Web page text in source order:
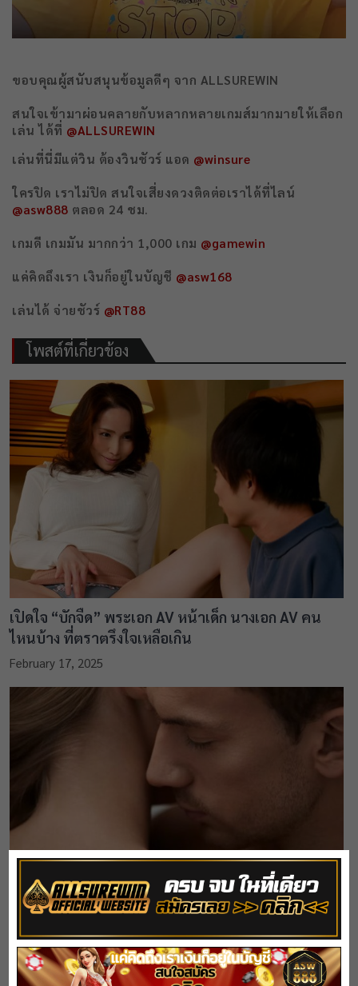
ขอบคุณผู้สนับสนุนข้อมูลดีๆ จาก ALLSUREWIN
สนใจเข้ามาผ่อนคลายกับหลากหลายเกมส์มากมายให้เลือก
เล่น ได้ที่ @ALLSUREWIN
เล่นที่นี่มีแต่วิน ต้องวินชัวร์ แอด @winsure
ใครปิด เราไม่ปิด สนใจเสี่ยงดวงติดต่อเราได้ที่ไลน์
@asw888 ตลอด 24 ชม.
เกมดี เกมมัน มากกว่า 1,000 เกม @gamewin
แค่คิดถึงเรา เงินก็อยู่ในบัญชี @asw168
เล่นได้ จ่ายชัวร์ @RT88
โพสต์ที่เกี่ยวข้อง
เปิดใจ “บักจืด” พระเอก AV หน้าเด็ก นางเอก AV คน
ไหนบ้าง ที่ตราตรึงใจเหลือเกิน
February 17, 2025
January 21, 2025